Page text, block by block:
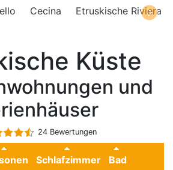
Pool
Ferienhäuser
Cecina
Etruskische Riviera
Küste
und
24 Bewertungen
Schlafzimmer Bad